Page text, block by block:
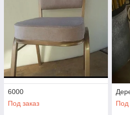
можно на этой странице.
Наша компания «Our Kitchen 555»
производством и поставкой
Благодаря такому опыту, мы можем
клиенту высочайшее качество
сервиса.
Почему вам стоит обратиться в
ресторанов,
Выгодные цены,
6000
Под заказ
Под